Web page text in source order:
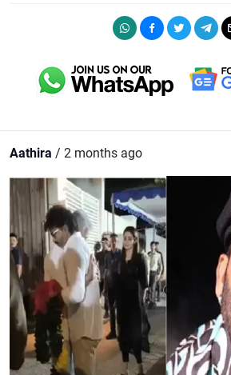
Aathira / 2 months ago